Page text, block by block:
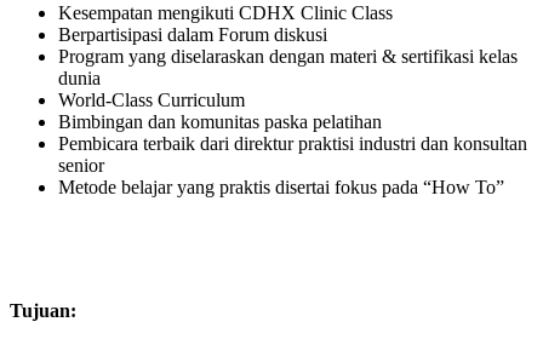
Kesempatan mengikuti CDHX Clinic Class
Berpartisipasi dalam Forum diskusi
Program yang diselaraskan dengan materi & sertifikasi kelas
dunia
World-Class Curriculum
Bimbingan dan komunitas paska pelatihan
Pembicara terbaik dari direktur praktisi industri dan konsultan
senior
Metode belajar yang praktis disertai fokus pada “How To”
Tujuan: